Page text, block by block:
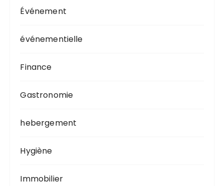
Événement
événementielle
Finance
Gastronomie
hebergement
Hygiène
Immobilier